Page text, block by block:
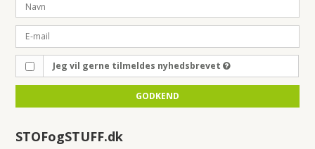
Jeg vil gerne tilmeldes nyhedsbrevet
GODKEND
STOFogSTUFF.dk